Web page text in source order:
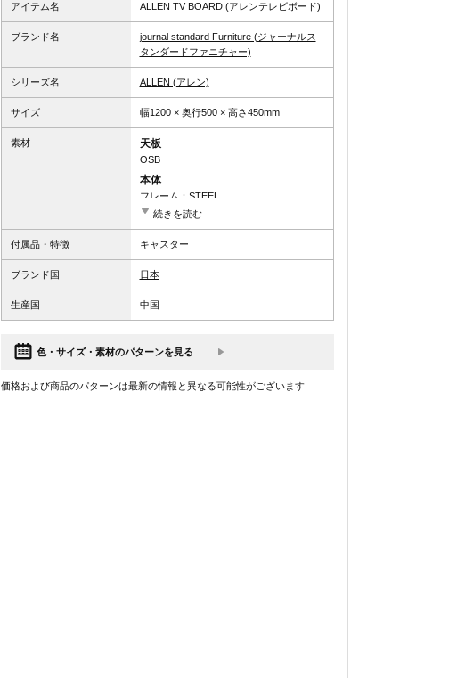
アイテム名 ALLEN TV BOARD (アレンテレビボード)
ブランド名
journal standard Furniture (ジャーナルス
タンダードファニチャー)
シリーズ名 ALLEN (アレン)
サイズ 幅1200 × 奥行500 × 高さ450mm
素材 天板
OSB
本体
フレーム：STEEL
備考
天板・底板：OSB
続きを読む
付属品・特徴 キャスター
ブランド国 日本
生産国 中国
色・サイズ・素材のパターンを見る
価格および商品のパターンは最新の情報と異なる可能性がございます